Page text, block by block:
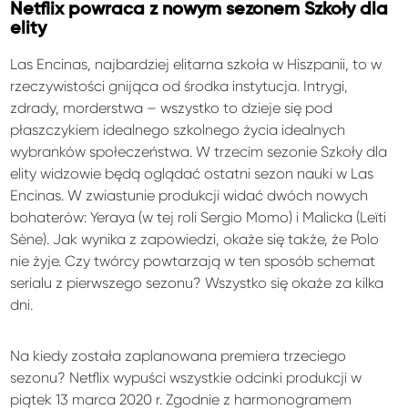
Netflix powraca z nowym sezonem Szkoły dla
elity
Las Encinas, najbardziej elitarna szkoła w Hiszpanii, to w
rzeczywistości gnijąca od środka instytucja. Intrygi,
zdrady, morderstwa – wszystko to dzieje się pod
płaszczykiem idealnego szkolnego życia idealnych
wybranków społeczeństwa. W trzecim sezonie Szkoły dla
elity widzowie będą oglądać ostatni sezon nauki w Las
Encinas. W zwiastunie produkcji widać dwóch nowych
bohaterów: Yeraya (w tej roli Sergio Momo) i Malicka (Leïti
Sène). Jak wynika z zapowiedzi, okaże się także, że Polo
nie żyje. Czy twórcy powtarzają w ten sposób schemat
serialu z pierwszego sezonu? Wszystko się okaże za kilka
dni.
Na kiedy została zaplanowana premiera trzeciego
sezonu? Netflix wypuści wszystkie odcinki produkcji w
piątek 13 marca 2020 r. Zgodnie z harmonogramem